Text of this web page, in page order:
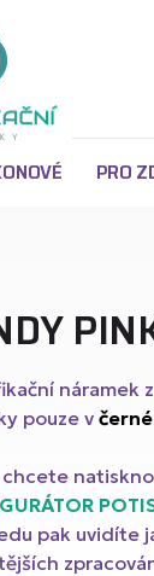
PRO
náramek
pouze v
chcete
pak uvidíte